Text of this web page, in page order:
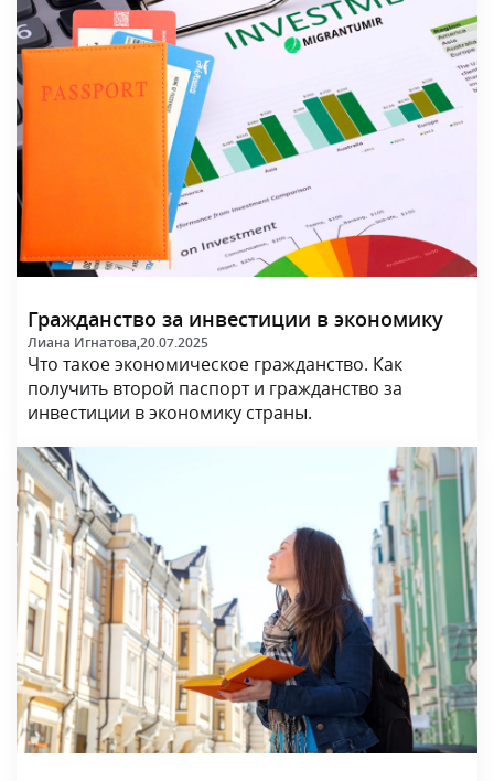
Гражданство за инвестиции в экономику
Лиана Игнатова,20.07.2025
Что такое экономическое гражданство. Как
получить второй паспорт и гражданство за
инвестиции в экономику страны.